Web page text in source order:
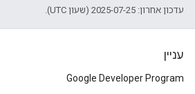
עדכון אחרון: 2025-07-25 (שעון UTC).
עניין
Google Developer Program